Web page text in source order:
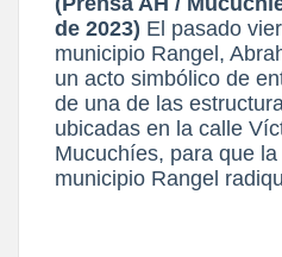
de 2023) El pasado
municipio Rangel,
un acto simbólico de
de una de las
ubicadas en la calle
Mucuchíes, para que
municipio Rangel